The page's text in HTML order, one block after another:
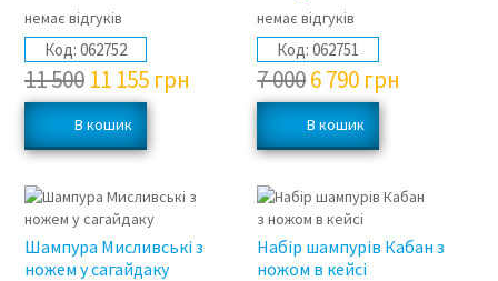
немає відгуків
Код: 062752
11 50011 155 грн
немає відгуків
Код: 062751
7 0006 790 грн
Шампура Мисливські з
ножем у сагайдаку
Набір шампурів Кабан з
ножом в кейсі